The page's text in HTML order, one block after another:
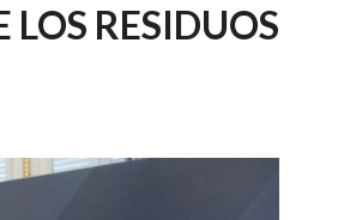
RESIDUOS